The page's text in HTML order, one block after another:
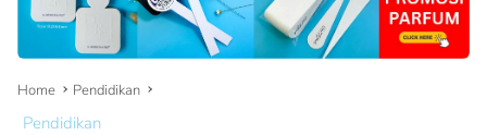
Home Pendidikan
Pendidikan